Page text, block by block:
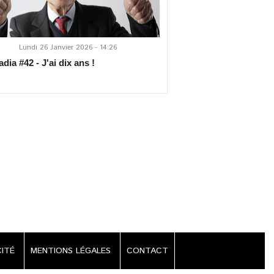
Lundi 26 Janvier 2026 - 14:26
#42 - J'ai dix ans !
MENTIONS LÉGALES CONTACT